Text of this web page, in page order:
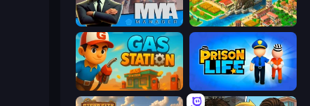
MMA Manager 2 Empire City
Gas Station Prison Life